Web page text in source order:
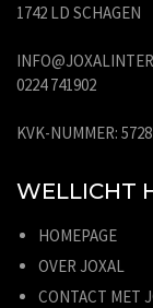
1742 LD SCHAGEN
0224 741902
KVK-NUMMER:
WELLICHT
HOMEPAGE
OVER JOXAL
CONTACT MET